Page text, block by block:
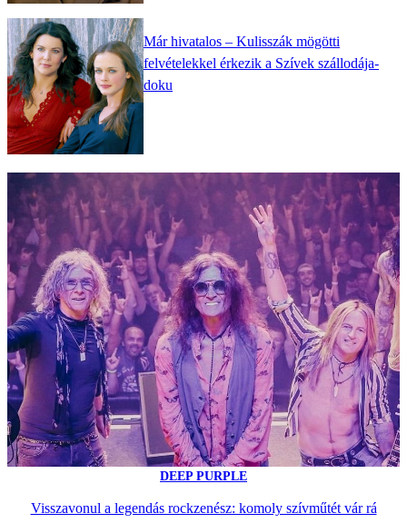
Már hivatalos – Kulisszák mögötti
felvételekkel érkezik a Szívek szállodája-
doku
DEEP PURPLE
Visszavonul a legendás rockzenész: komoly szívműtét vár rá